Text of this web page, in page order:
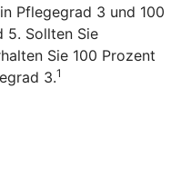
Pflegegrad 3 und 100
5. Sollten Sie
Sie 100 Prozent
3.1